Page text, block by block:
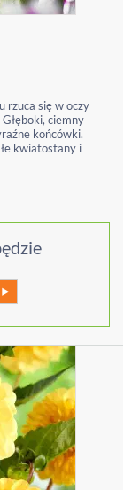
rzuca się w oczy
ciemny
końcówki.
kwiatostany i